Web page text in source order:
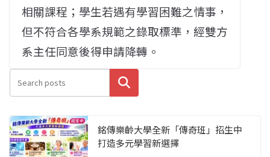
相關課程；學生若遇有學習困難之情事，
但不符合各學系規範之錄取標準，經雙方
系主任同意後得申請降轉。
搜尋
銘傳樂齡大學全新「傳奇班」招生中
打造多元學習新選擇